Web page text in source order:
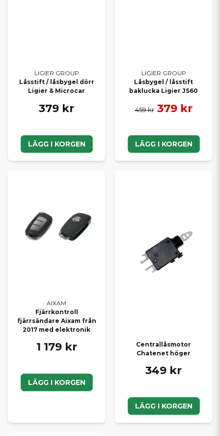
LIGIER GROUP
Låsstift / låsbygel dörr
Ligier & Microcar
379 kr
LÄGG I KORGEN
LIGIER GROUP
Låsbygel / låsstift
baklucka Ligier JS60
459 kr 379 kr
LÄGG I KORGEN
AIXAM
Fjärrkontroll
fjärrsändare Aixam från
2017 med elektronik
1 179 kr
LÄGG I KORGEN
Centrallåsmotor
Chatenet höger
349 kr
LÄGG I KORGEN